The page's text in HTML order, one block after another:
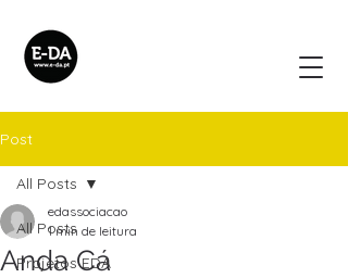
Post
All Posts
Projetos EDA
All Posts
Anda Cá
edassociacao
1 min de leitura